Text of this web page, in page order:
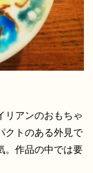
アンのおもちゃ
クトのある外見で
。作品の中では要